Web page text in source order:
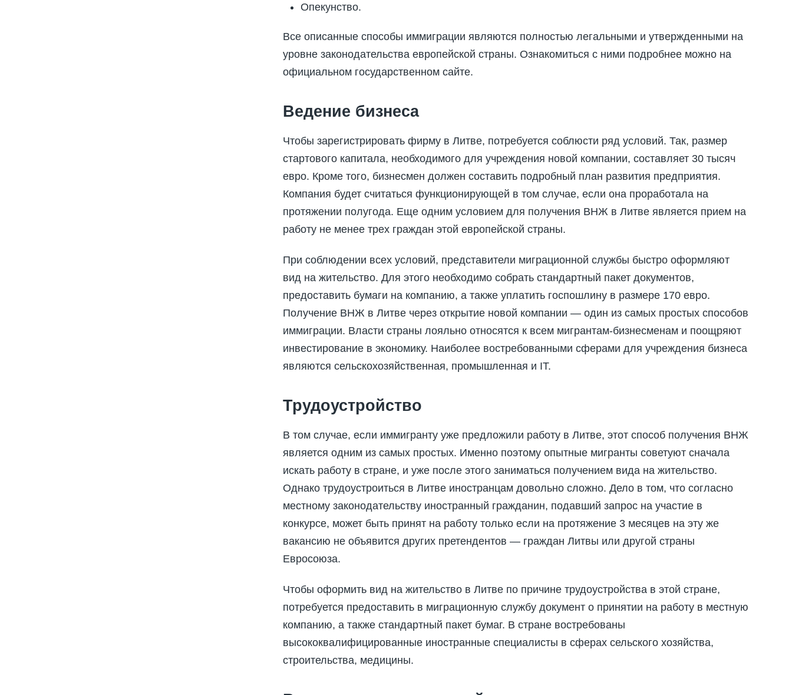
Опекунство.
Все описанные способы иммиграции являются полностью легальными и утвержденными на
уровне законодательства европейской страны. Ознакомиться с ними подробнее можно на
официальном государственном сайте.
Ведение бизнеса
Чтобы зарегистрировать фирму в Литве, потребуется соблюсти ряд условий. Так, размер
стартового капитала, необходимого для учреждения новой компании, составляет 30 тысяч
евро. Кроме того, бизнесмен должен составить подробный план развития предприятия.
Компания будет считаться функционирующей в том случае, если она проработала на
протяжении полугода. Еще одним условием для получения ВНЖ в Литве является прием на
работу не менее трех граждан этой европейской страны.
При соблюдении всех условий, представители миграционной службы быстро оформляют
вид на жительство. Для этого необходимо собрать стандартный пакет документов,
предоставить бумаги на компанию, а также уплатить госпошлину в размере 170 евро.
Получение ВНЖ в Литве через открытие новой компании — один из самых простых способов
иммиграции. Власти страны лояльно относятся к всем мигрантам-бизнесменам и поощряют
инвестирование в экономику. Наиболее востребованными сферами для учреждения бизнеса
являются сельскохозяйственная, промышленная и IT.
Трудоустройство
В том случае, если иммигранту уже предложили работу в Литве, этот способ получения ВНЖ
является одним из самых простых. Именно поэтому опытные мигранты советуют сначала
искать работу в стране, и уже после этого заниматься получением вида на жительство.
Однако трудоустроиться в Литве иностранцам довольно сложно. Дело в том, что согласно
местному законодательству иностранный гражданин, подавший запрос на участие в
конкурсе, может быть принят на работу только если на протяжение 3 месяцев на эту же
вакансию не объявится других претендентов — граждан Литвы или другой страны
Евросоюза.
Чтобы оформить вид на жительство в Литве по причине трудоустройства в этой стране,
потребуется предоставить в миграционную службу документ о принятии на работу в местную
компанию, а также стандартный пакет бумаг. В стране востребованы
высококвалифицированные иностранные специалисты в сферах сельского хозяйства,
строительства, медицины.